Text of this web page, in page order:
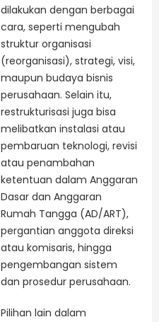
dilakukan dengan berbagai
cara, seperti mengubah
struktur organisasi
(reorganisasi), strategi, visi,
maupun budaya bisnis
perusahaan. Selain itu,
restrukturisasi juga bisa
melibatkan instalasi atau
pembaruan teknologi, revisi
atau penambahan
ketentuan dalam Anggaran
Dasar dan Anggaran
Rumah Tangga (AD/ART),
pergantian anggota direksi
atau komisaris, hingga
pengembangan sistem
dan prosedur perusahaan.
Pilihan lain dalam